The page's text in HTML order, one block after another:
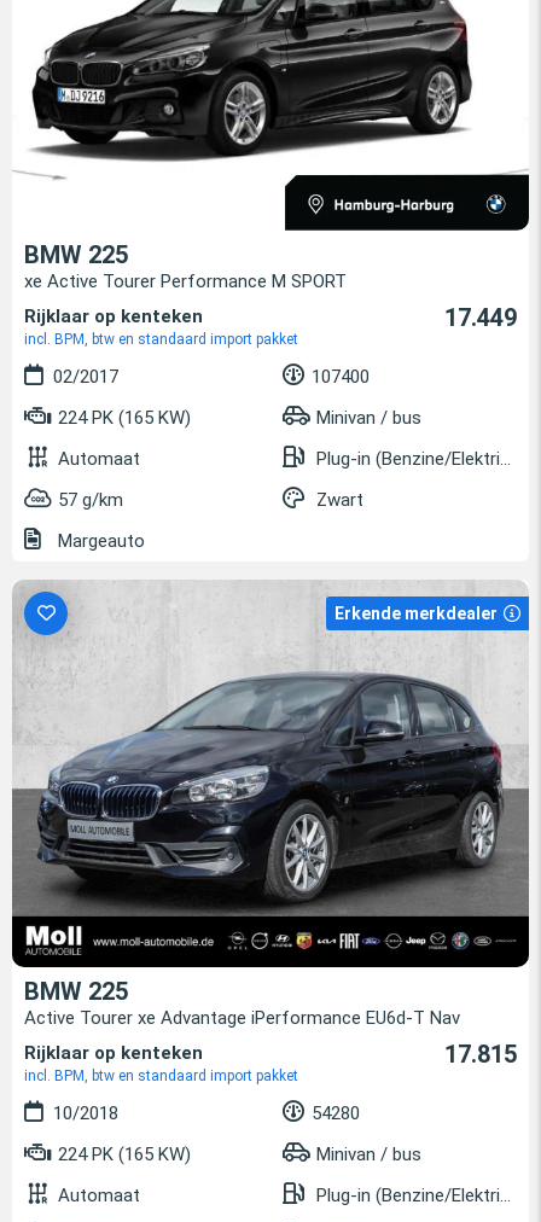
BMW 225
xe Active Tourer Performance M SPORT
Rijklaar op kenteken
incl. BPM, btw en standaard import pakket
17.449
02/2017
107400
224 PK (165 KW)
Minivan / bus
Automaat
Plug-in (Benzine/Elektrisch)
57 g/km
Zwart
Margeauto
Erkende merkdealer
BMW 225
Active Tourer xe Advantage iPerformance EU6d-T Nav
Rijklaar op kenteken
incl. BPM, btw en standaard import pakket
17.815
10/2018
54280
224 PK (165 KW)
Minivan / bus
Automaat
Plug-in (Benzine/Elektrisch)